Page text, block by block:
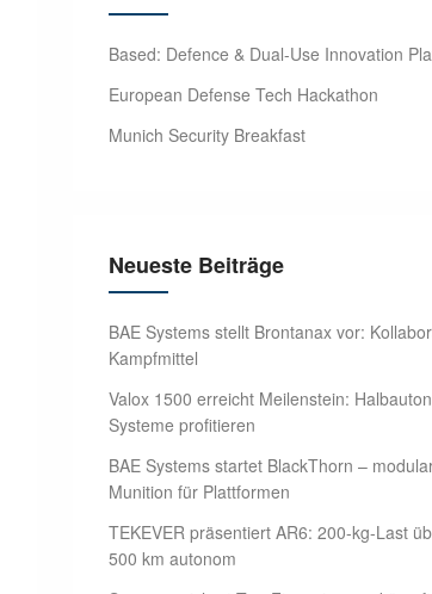
Based: Defence & Dual-Use Innovation
European Defense Tech Hackathon
Munich Security Breakfast
Neueste Beiträge
BAE Systems stellt Brontanax vor:
Kampfmittel
Valox 1500 erreicht Meilenstein:
Systeme profitieren
BAE Systems startet BlackThorn –
Munition für Plattformen
TEKEVER präsentiert AR6: 200-kg-Last
500 km autonom